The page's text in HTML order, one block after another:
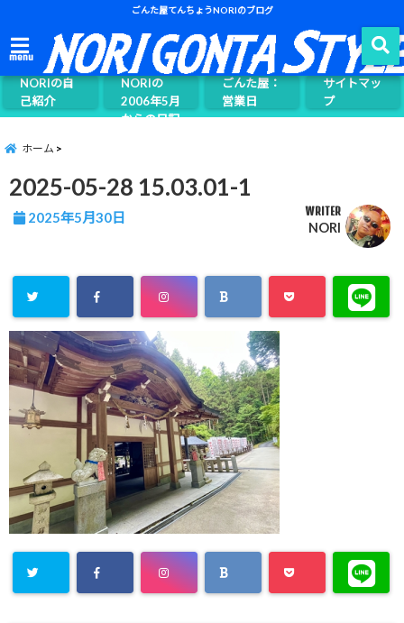
ごんた屋てんちょうNORIのブログ
menu
NORIの自
己紹介
ごんた屋て
んちょう
NORIの
2006年5月
からの日記
ごんた屋：
営業日
サイトマッ
プ
ホーム
2025-05-28 15.03.01-1
2025年5月30日 WRITER
NORI